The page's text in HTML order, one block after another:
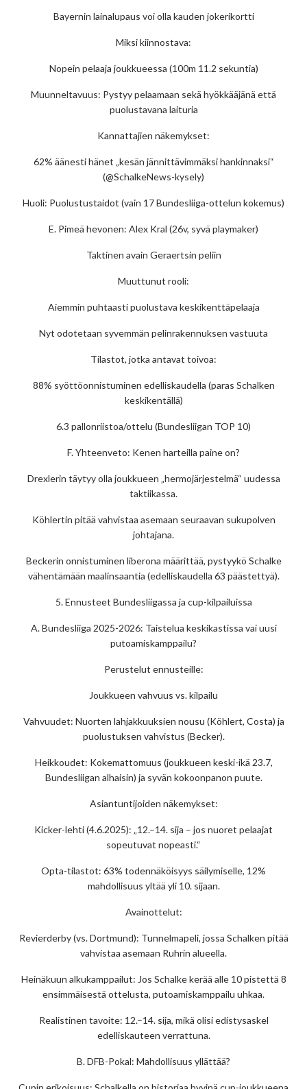
Bayernin lainalupaus voi olla kauden jokerikortti
Miksi kiinnostava:
Nopein pelaaja joukkueessa (100m 11.2 sekuntia)
Muunneltavuus: Pystyy pelaamaan sekä hyökkääjänä että
puolustavana laituria
Kannattajien näkemykset:
62% äänesti hänet „kesän jännittävimmäksi hankinnaksi“
(@SchalkeNews-kysely)
Huoli: Puolustustaidot (vain 17 Bundesliiga-ottelun kokemus)
E. Pimeä hevonen: Alex Kral (26v, syvä playmaker)
Taktinen avain Geraertsin peliin
Muuttunut rooli:
Aiemmin puhtaasti puolustava keskikenttäpelaaja
Nyt odotetaan syvemmän pelinrakennuksen vastuuta
Tilastot, jotka antavat toivoa:
88% syöttöonnistuminen edelliskaudella (paras Schalken
keskikentällä)
6.3 pallonriistoa/ottelu (Bundesliigan TOP 10)
F. Yhteenveto: Kenen harteilla paine on?
Drexlerin täytyy olla joukkueen „hermojärjestelmä“ uudessa
taktiikassa.
Köhlertin pitää vahvistaa asemaan seuraavan sukupolven
johtajana.
Beckerin onnistuminen liberona määrittää, pystyykö Schalke
vähentämään maalinsaantia (edelliskaudella 63 päästettyä).
5. Ennusteet Bundesliigassa ja cup-kilpailuissa
A. Bundesliiga 2025-2026: Taistelua keskikastissa vai uusi
putoamiskamppailu?
Perustelut ennusteille:
Joukkueen vahvuus vs. kilpailu
Vahvuudet: Nuorten lahjakkuuksien nousu (Köhlert, Costa) ja
puolustuksen vahvistus (Becker).
Heikkoudet: Kokemattomuus (joukkueen keski-ikä 23.7,
Bundesliigan alhaisin) ja syvän kokoonpanon puute.
Asiantuntijoiden näkemykset:
Kicker-lehti (4.6.2025): „12.–14. sija – jos nuoret pelaajat
sopeutuvat nopeasti.“
Opta-tilastot: 63% todennäköisyys säilymiselle, 12%
mahdollisuus yltää yli 10. sijaan.
Avainottelut:
Revierderby (vs. Dortmund): Tunnelmapeli, jossa Schalken pitää
vahvistaa asemaan Ruhrin alueella.
Heinäkuun alkukamppailut: Jos Schalke kerää alle 10 pistettä 8
ensimmäisestä ottelusta, putoamiskamppailu uhkaa.
Realistinen tavoite: 12.–14. sija, mikä olisi edistysaskel
edelliskauteen verrattuna.
B. DFB-Pokal: Mahdollisuus yllättää?